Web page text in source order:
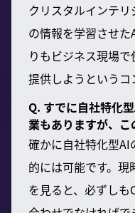
クリスタルインテ
の情報を学習させ
りもビジネス現場
提供しようというコ
Q. すでに自社特化
業もありますが、
確かに自社特化型
的には可能です。
を見ると、必ずし